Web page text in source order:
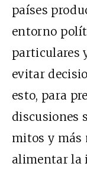
países
entorno
particulares
evitar
esto, para
discusiones
mitos y más
alimentar la